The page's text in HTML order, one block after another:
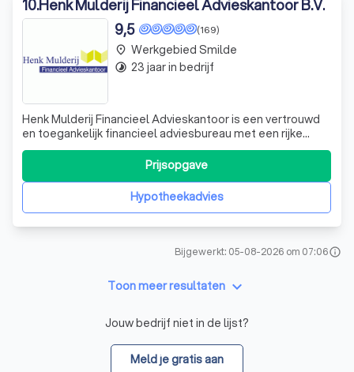
10.Henk Mulderij Financieel Advieskantoor B.V.
(169)
9,5
Henk Mulderij Financieel Advieskantoor is een vertrouwd
en toegankelijk financieel adviesbureau met een rijke
geschiedenis en een sterke reputatie. Al meer dan twintig
jaar onderscheiden we ons door onze expertise en
persoonlijke benadering. We zijn trots op onze 'ons-kent-
ons'-mentaliteit, waarbijHypotheekadvies
Prijsopgave
place Werkgebied Smilde
timelapse 23 jaar in bedrijf
Bijgewerkt: 05-08-2026 om 07:06info
Toon meer resultaten keyboard_arrow_down
Jouw bedrijf niet in de lijst?
Meld je gratis aan